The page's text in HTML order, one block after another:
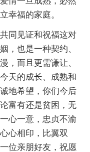
幸福的家庭。
同见证和祝福这对
，也是一种契约、
，而且更需谦让、
天的成长、成熟和
地希望，你们今后
富有还是贫困，无
心一意，忠贞不渝
心相印，比翼双
位亲朋好友，祝愿